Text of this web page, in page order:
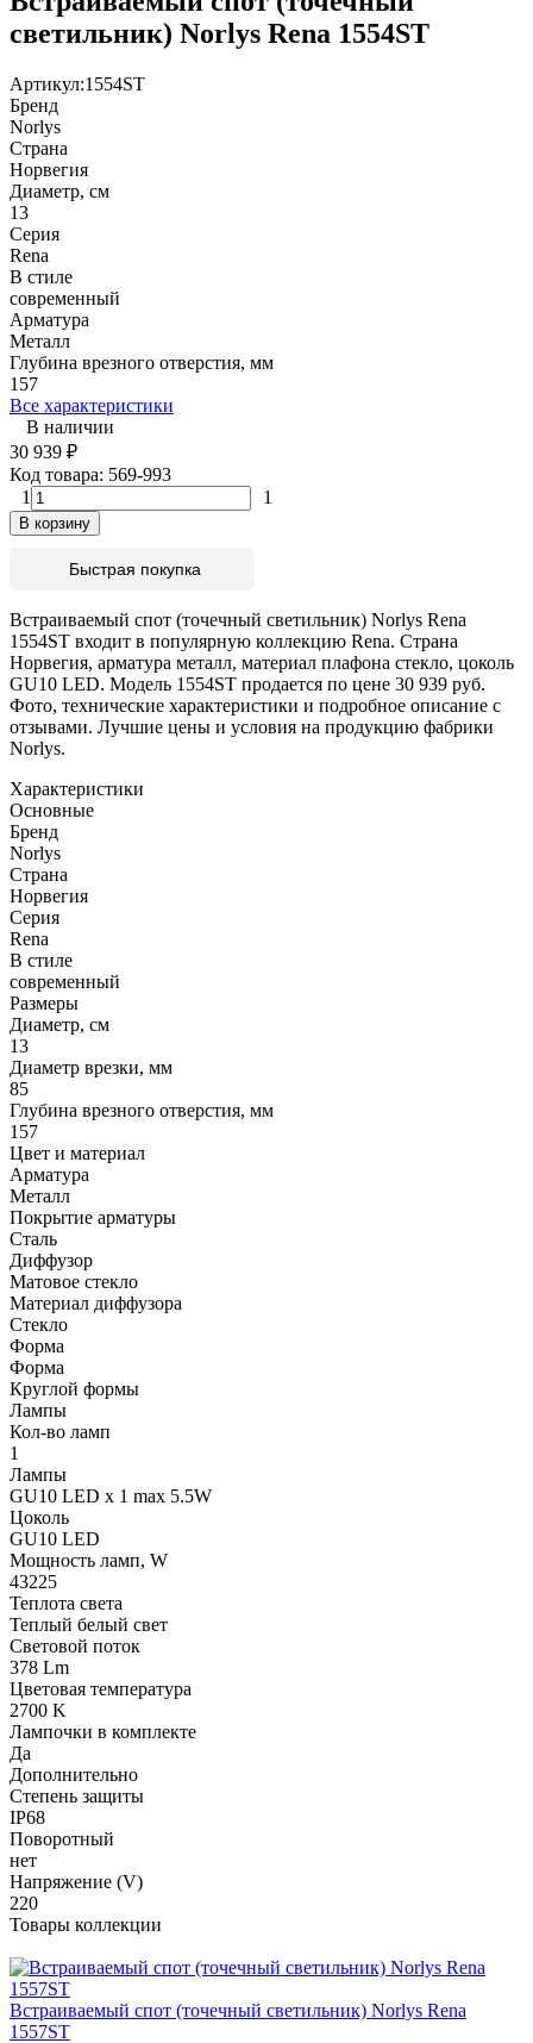
светильник) Norlys Rena 1554ST
Артикул:1554ST
Бренд
Norlys
Страна
Норвегия
Диаметр, см
13
Серия
Rena
В стиле
современный
Арматура
Металл
Глубина врезного отверстия, мм
157
Все характеристики
В наличии
30 939 ₽
Код товара: 569-993
1
1
В корзину
Быстрая покупка
Встраиваемый спот (точечный светильник) Norlys Rena
1554ST входит в популярную коллекцию Rena. Страна
Норвегия, арматура металл, материал плафона стекло, цоколь
GU10 LED. Модель 1554ST продается по цене 30 939 руб.
Фото, технические характеристики и подробное описание с
отзывами. Лучшие цены и условия на продукцию фабрики
Norlys.
Характеристики
Основные
Бренд
Norlys
Страна
Норвегия
Серия
Rena
В стиле
современный
Размеры
Диаметр, см
13
Диаметр врезки, мм
85
Глубина врезного отверстия, мм
157
Цвет и материал
Арматура
Металл
Покрытие арматуры
Сталь
Диффузор
Матовое стекло
Материал диффузора
Стекло
Форма
Форма
Круглой формы
Лампы
Кол-во ламп
1
Лампы
GU10 LED x 1 max 5.5W
Цоколь
GU10 LED
Мощность ламп, W
43225
Теплота света
Теплый белый свет
Световой поток
378 Lm
Цветовая температура
2700 K
Лампочки в комплекте
Да
Дополнительно
Степень защиты
IP68
Поворотный
нет
Напряжение (V)
220
Товары коллекции
Встраиваемый спот (точечный светильник) Norlys Rena
1557ST